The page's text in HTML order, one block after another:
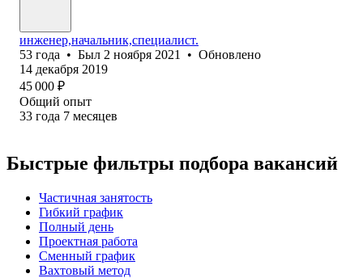
инженер,начальник,специалист.
53 года • Был 2 ноября 2021 • Обновлено
14 декабря 2019
45 000 ₽
Общий опыт
33 года 7 месяцев
Быстрые фильтры подбора вакансий
Частичная занятость
Гибкий график
Полный день
Проектная работа
Сменный график
Вахтовый метод